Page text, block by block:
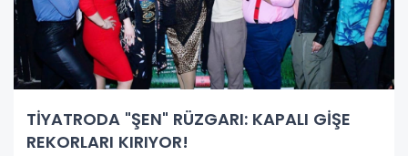
TİYATRODA "ŞEN" RÜZGARI: KAPALI GİŞE
REKORLARI KIRIYOR!